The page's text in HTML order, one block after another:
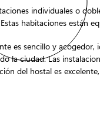
individuales o
habitaciones están
es sencillo y
la ciudad. Las
del hostal es